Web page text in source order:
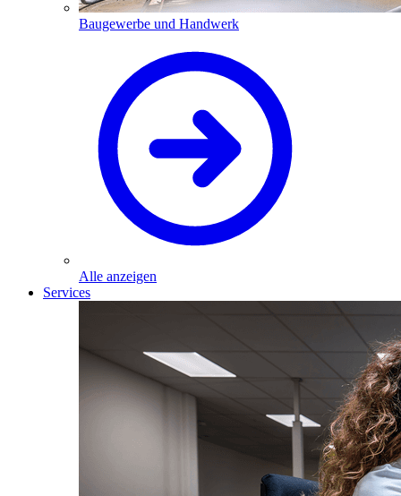
Baugewerbe und Handwerk
Alle anzeigen
Services